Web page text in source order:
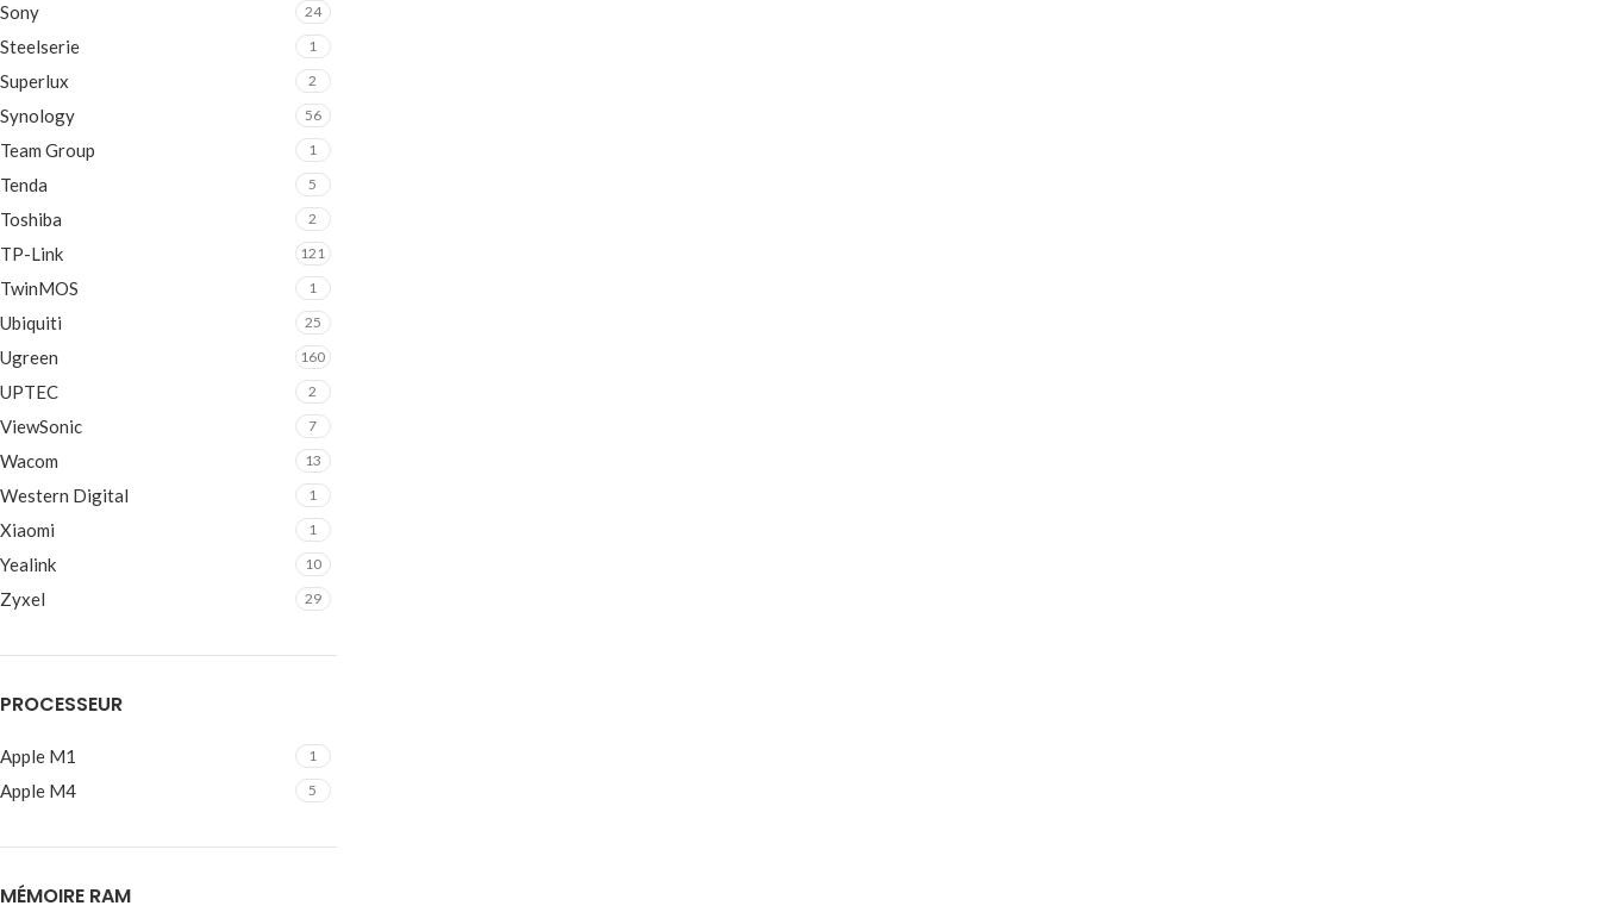
Sony 24
Steelserie 1
Superlux 2
Synology 56
Team Group 1
Tenda 5
Toshiba 2
TP-Link 121
TwinMOS 1
Ubiquiti 25
Ugreen 160
UPTEC 2
ViewSonic 7
Wacom 13
Western Digital 1
Xiaomi 1
Yealink 10
Zyxel 29
PROCESSEUR
Apple M1 1
Apple M4 5
MÉMOIRE RAM